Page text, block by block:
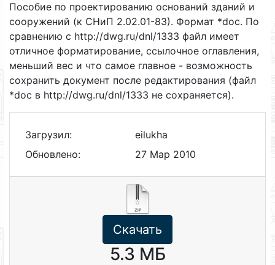
Пособие по проектированию оснований зданий и
сооружений (к СНиП 2.02.01-83). Формат *doc. По
сравнению с http://dwg.ru/dnl/1333 файл имеет
отличное форматирование, ссылочное оглавления,
меньший вес и что самое главное - возможность
сохранить документ после редактирования (файл
*doc в http://dwg.ru/dnl/1333 не сохраняется).
Загрузил:
eilukha
Обновлено:
27 Мар 2010
Скачать
5.3 МБ